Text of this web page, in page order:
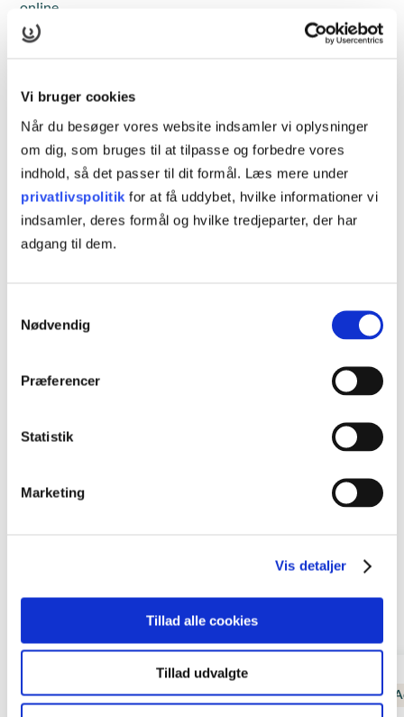
Vi bruger cookies
Når du besøger vores website indsamler vi oplysninger
om dig, som bruges til at tilpasse og forbedre vores
indhold, så det passer til dit formål. Læs mere under
privatlivspolitik for at få uddybet, hvilke informationer vi
indsamler, deres formål og hvilke tredjeparter, der har
adgang til dem.
Nødvendig
Præferencer
Statistik
Marketing
Vis detaljer
Tillad alle cookies
Tillad udvalgte
online.
Læs mere
Kursusinformationer
VARIGHED
2 dage
AMU-kursus
AMU-NR
40003 - Salgsteknik for salgs- og servicemedarbejdere
Kommunikation Salg og markedsføring